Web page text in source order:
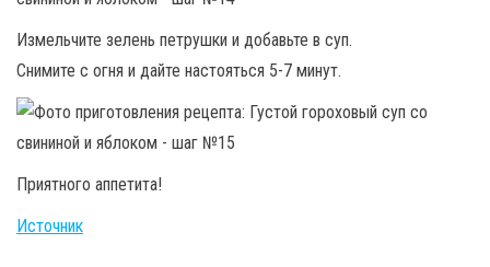
Измельчите зелень петрушки и добавьте в суп.
Снимите с огня и дайте настояться 5-7 минут.
Приятного аппетита!
Источник